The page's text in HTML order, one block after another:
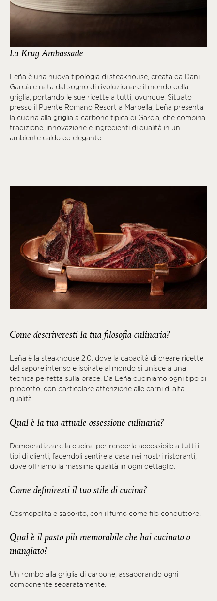
La Krug Ambassade
Leña è una nuova tipologia di steakhouse, creata da Dani
García e nata dal sogno di rivoluzionare il mondo della
griglia, portando le sue ricette a tutti, ovunque. Situato
presso il Puente Romano Resort a Marbella, Leña presenta
la cucina alla griglia a carbone tipica di García, che combina
tradizione, innovazione e ingredienti di qualità in un
ambiente caldo ed elegante.
Come descriveresti la tua filosofia culinaria?
Leña è la steakhouse 2.0, dove la capacità di creare ricette
dal sapore intenso e ispirate al mondo si unisce a una
tecnica perfetta sulla brace. Da Leña cuciniamo ogni tipo di
prodotto, con particolare attenzione alle carni di alta
qualità.
Qual è la tua attuale ossessione culinaria?
Democratizzare la cucina per renderla accessibile a tutti i
tipi di clienti, facendoli sentire a casa nei nostri ristoranti,
dove offriamo la massima qualità in ogni dettaglio.
Come definiresti il tuo stile di cucina?
Cosmopolita e saporito, con il fumo come filo conduttore.
Qual è il pasto più memorabile che hai cucinato o
mangiato?
Un rombo alla griglia di carbone, assaporando ogni
componente separatamente.